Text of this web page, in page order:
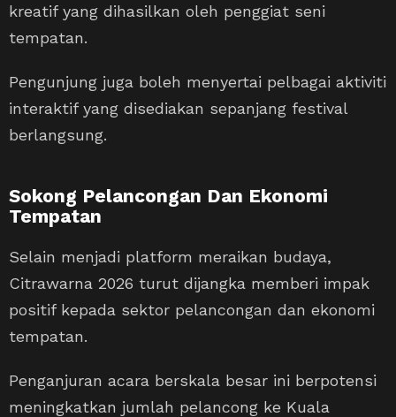
kreatif yang dihasilkan oleh penggiat seni
tempatan.
Pengunjung juga boleh menyertai pelbagai aktiviti
interaktif yang disediakan sepanjang festival
berlangsung.
Sokong Pelancongan Dan Ekonomi
Tempatan
Selain menjadi platform meraikan budaya,
Citrawarna 2026 turut dijangka memberi impak
positif kepada sektor pelancongan dan ekonomi
tempatan.
Penganjuran acara berskala besar ini berpotensi
meningkatkan jumlah pelancong ke Kuala